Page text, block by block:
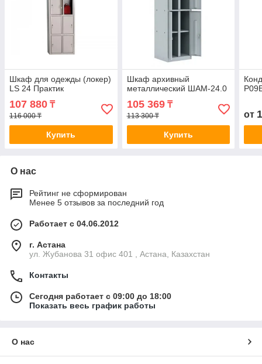
Шкаф для одежды (локер)
LS 24 Практик
107 880 ₸
116 000 ₸
Купить
Шкаф архивный
металлический ШАМ-24.0
105 369₸
113 300 ₸
Купить
от
О нас
Рейтинг не сформирован
Менее 5 отзывов за последний год
Работает с 04.06.2012
г. Астана
ул. Жубанова 31 офис 401 , Астана, Казахстан
Контакты
Сегодня работает с 09:00 до 18:00
Показать весь график работы
О нас